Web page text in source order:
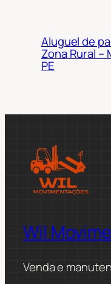
Aluguel de
Zona Rural –
PE
Wil
Venda e